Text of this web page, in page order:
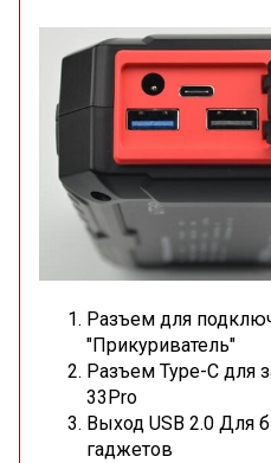
Разъем для
"Прикуриватель"
Разъем Type-C для
33Pro
Выход USB 2.0 Для
гаджетов